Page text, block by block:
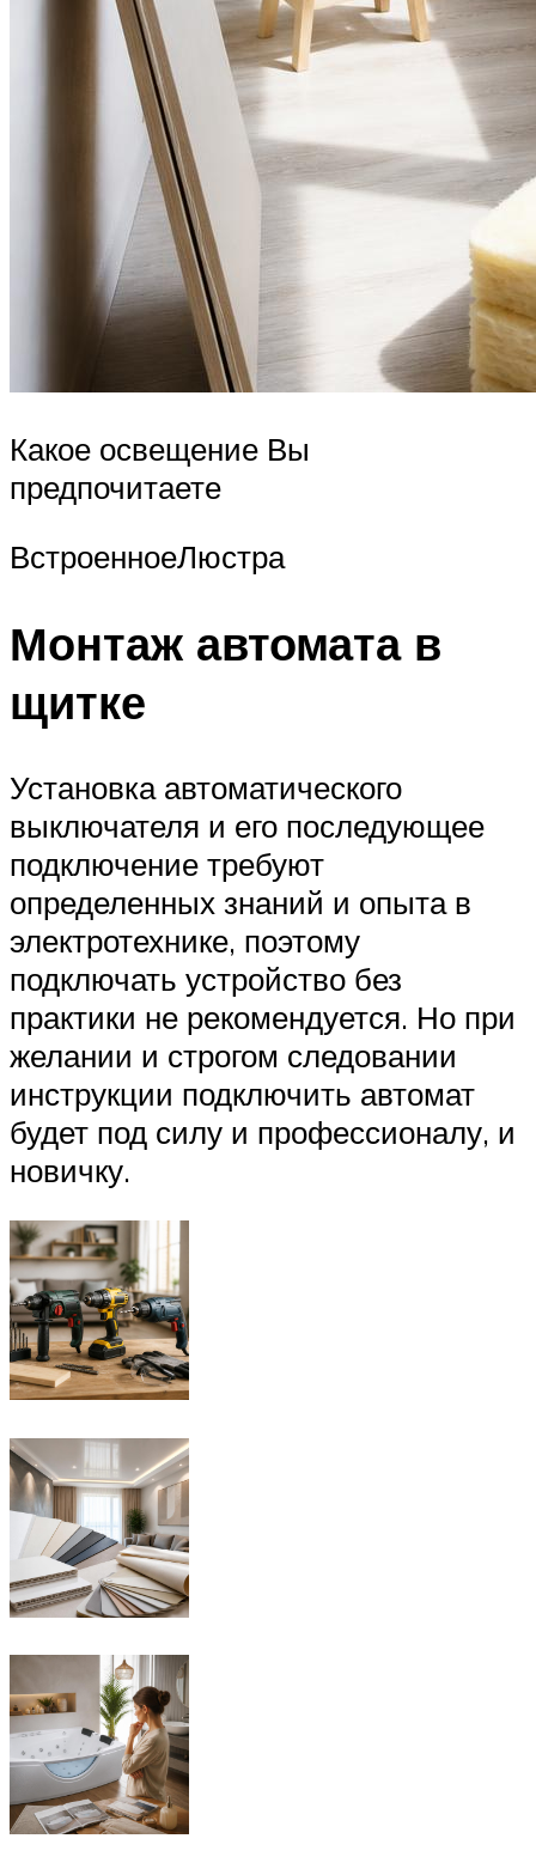
Какое освещение Вы
предпочитаете
ВстроенноеЛюстра
Монтаж автомата в
щитке
Установка автоматического
выключателя и его последующее
подключение требуют
определенных знаний и опыта в
электротехнике, поэтому
подключать устройство без
практики не рекомендуется. Но при
желании и строгом следовании
инструкции подключить автомат
будет под силу и профессионалу, и
новичку.